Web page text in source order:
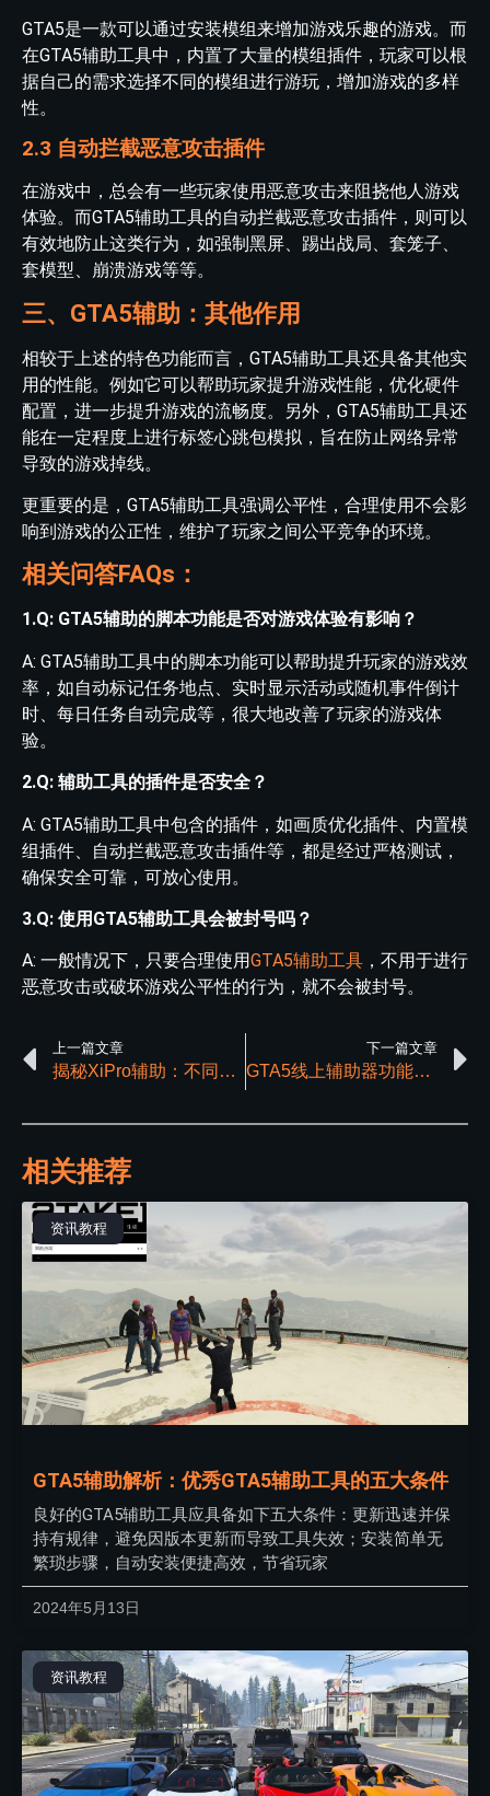
GTA5是一款可以通过安装模组来增加游戏乐趣的游戏。而
在GTA5辅助工具中，内置了大量的模组插件，玩家可以根
据自己的需求选择不同的模组进行游玩，增加游戏的多样
性。
2.3 自动拦截恶意攻击插件
在游戏中，总会有一些玩家使用恶意攻击来阻挠他人游戏
体验。而GTA5辅助工具的自动拦截恶意攻击插件，则可以
有效地防止这类行为，如强制黑屏、踢出战局、套笼子、
套模型、崩溃游戏等等。
三、GTA5辅助：其他作用
相较于上述的特色功能而言，GTA5辅助工具还具备其他实
用的性能。例如它可以帮助玩家提升游戏性能，优化硬件
配置，进一步提升游戏的流畅度。另外，GTA5辅助工具还
能在一定程度上进行标签心跳包模拟，旨在防止网络异常
导致的游戏掉线。
更重要的是，GTA5辅助工具强调公平性，合理使用不会影
响到游戏的公正性，维护了玩家之间公平竞争的环境。
相关问答FAQs：
1.Q: GTA5辅助的脚本功能是否对游戏体验有影响？
A: GTA5辅助工具中的脚本功能可以帮助提升玩家的游戏效
率，如自动标记任务地点、实时显示活动或随机事件倒计
时、每日任务自动完成等，很大地改善了玩家的游戏体
验。
2.Q: 辅助工具的插件是否安全？
A: GTA5辅助工具中包含的插件，如画质优化插件、内置模
组插件、自动拦截恶意攻击插件等，都是经过严格测试，
确保安全可靠，可放心使用。
3.Q: 使用GTA5辅助工具会被封号吗？
A: 一般情况下，只要合理使用GTA5辅助工具 ，不用于进行
恶意攻击或破坏游戏公平性的行为，就不会被封号。
上一篇文章
揭秘XiPro辅助：不同保护模式下的作用分析
下一篇文章
GTA5线上辅助器功能解析及使用时机
相关推荐
资讯教程
GTA5辅助解析：优秀GTA5辅助工具的五大条件
良好的GTA5辅助工具应具备如下五大条件：更新迅速并保
持有规律，避免因版本更新而导致工具失效；安装简单无
繁琐步骤，自动安装便捷高效，节省玩家
2024年5月13日
资讯教程